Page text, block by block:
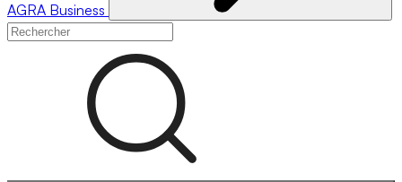
AGRA Business